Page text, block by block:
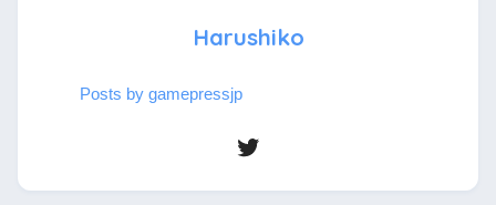
Harushiko
Posts by gamepressjp